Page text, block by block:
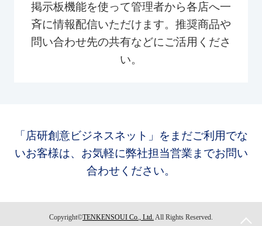
掲示板機能を使って管理者から各店へ一
斉に情報配信いただけます。推奨商品や
問い合わせ先の共有などにご活用くださ
い。
「店研創意ビジネスネット」をまだご利用でな
いお客様は、お気軽に弊社担当営業までお問い
合わせください。
Copyright©TENKENSOUI Co., Ltd. All Rights Reserved.